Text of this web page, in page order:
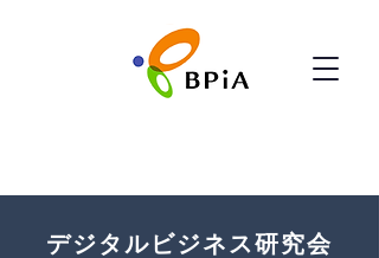
デジタルビジネス研究会